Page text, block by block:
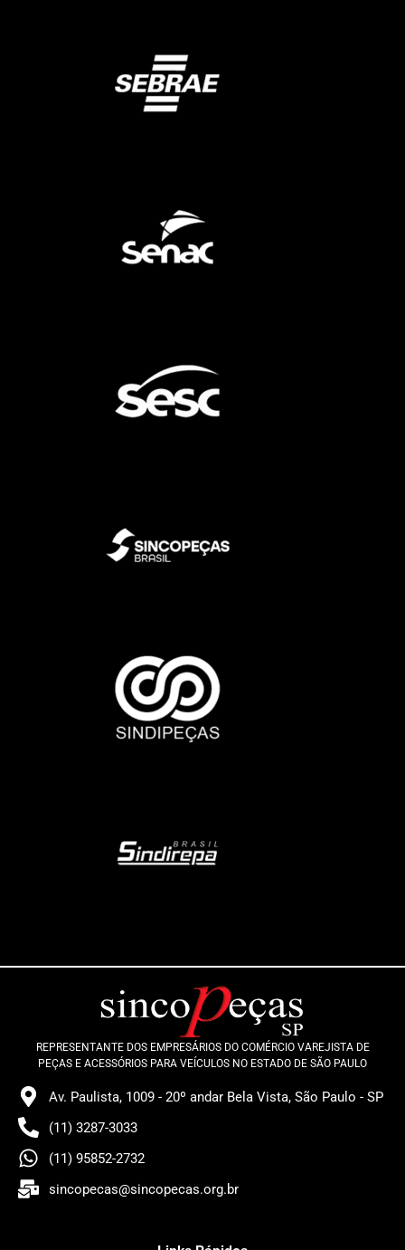
REPRESENTANTE DOS EMPRESÁRIOS DO COMÉRCIO VAREJISTA DE
PEÇAS E ACESSÓRIOS PARA VEÍCULOS NO ESTADO DE SÃO PAULO
Av. Paulista, 1009 - 20º andar Bela Vista, São Paulo - SP
(11) 3287-3033
(11) 95852-2732
sincopecas@sincopecas.org.br